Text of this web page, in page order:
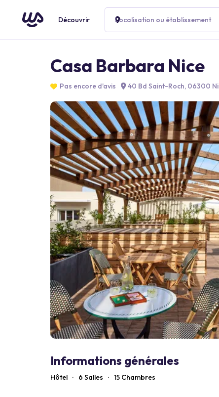
Découvrir Localisation ou établissement
Casa Barbara Nice
Pas encore d'avis 40 Bd Saint-Roch, 06300
Informations générales
Hôtel · 6 Salles · 15 Chambres